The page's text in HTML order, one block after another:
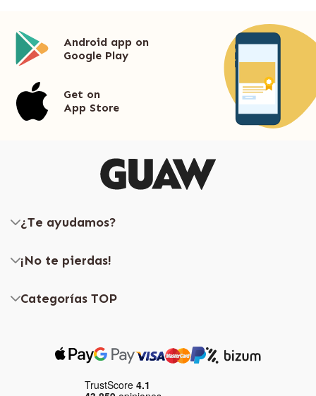
Android app on
Google Play
Get on
App Store
¿Te ayudamos?
¡No te pierdas!
Categorías TOP